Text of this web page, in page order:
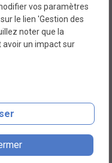
phone
03 66 88 33 77
vos paramètres
le lien 'Gestion des
noter que la
un impact sur